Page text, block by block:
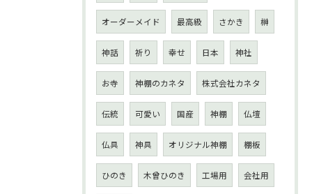
オーダーメイド 最高級 さかき 榊
神話 祈り 幸せ 日本 神社
お寺 神棚のカネタ 株式会社カネタ
伝統 可愛い 国産 神棚 仏壇
仏具 神具 オリジナル神棚 棚板
ひのき 木曾ひのき 工場用 会社用